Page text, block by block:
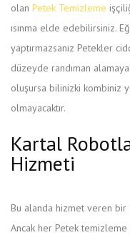
olan Petek Temizleme
ısınma elde edebilirsiniz.
yaptırmazsanız Petekler
düzeyde randıman
oluşursa bilinizki kombiniz
olmayacaktır.
Kartal
Hizmeti
Bu alanda hizmet veren bir
Ancak her Petek